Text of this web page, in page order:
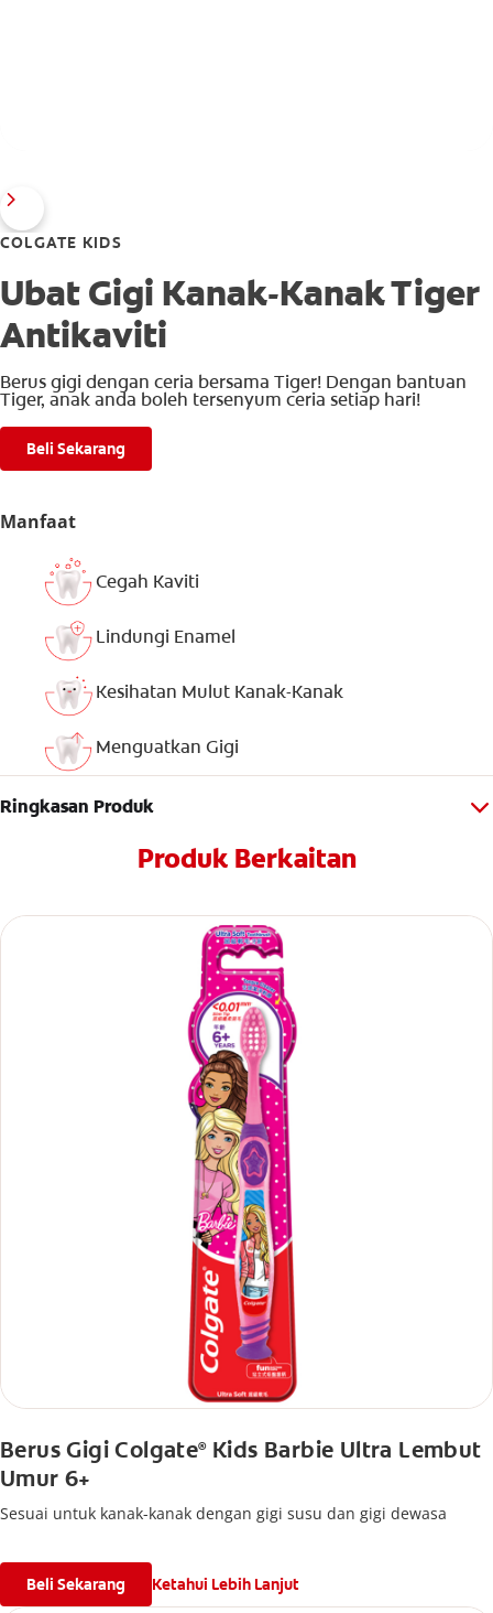
COLGATE KIDS
Ubat Gigi Kanak-Kanak Tiger
Antikaviti
Berus gigi dengan ceria bersama Tiger! Dengan bantuan
Tiger, anak anda boleh tersenyum ceria setiap hari!
Beli Sekarang
Manfaat
Cegah Kaviti
Lindungi Enamel
Kesihatan Mulut Kanak-Kanak
Menguatkan Gigi
Ringkasan Produk
Produk Berkaitan
Berus Gigi Colgate®Kids Barbie Ultra Lembut
Umur 6+
Sesuai untuk kanak-kanak dengan gigi susu dan gigi dewasa
Beli Sekarang Ketahui Lebih Lanjut